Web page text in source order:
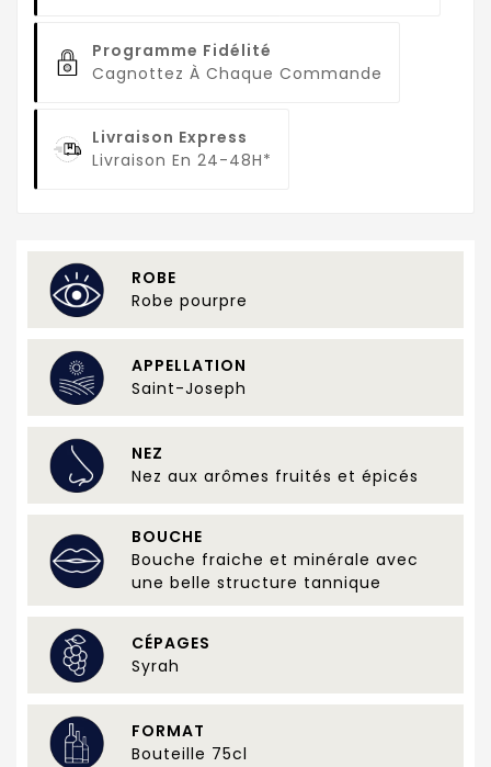
Programme Fidélité
Cagnottez À Chaque Commande
Livraison Express
Livraison En 24-48H*
ROBE
Robe pourpre
APPELLATION
Saint-Joseph
NEZ
Nez aux arômes fruités et épicés
BOUCHE
Bouche fraiche et minérale avec
une belle structure tannique
CÉPAGES
Syrah
FORMAT
Bouteille 75cl